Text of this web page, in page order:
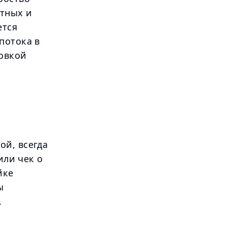
и
в
всегда
чек о